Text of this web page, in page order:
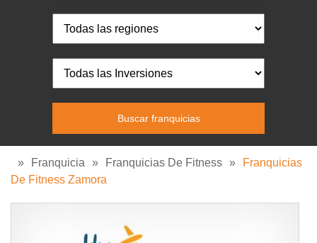
» Franquicia » Franquicias De Fitness »
Franquicias
De Fitness Zamora